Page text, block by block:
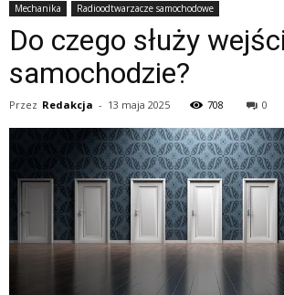
Mechanika Radioodtwarzacze samochodowe
Do czego służy
samochodzie?
Przez Redakcja - 13 maja 2025 708 0